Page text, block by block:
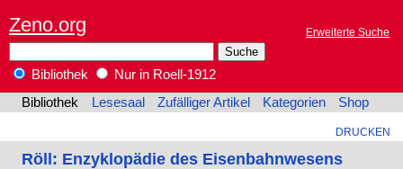
Zeno.org Erweiterte Suche
Bibliothek
Nur in Roell-1912
Bibliothek
Lesesaal Zufälliger Artikel Kategorien Shop
DRUCKEN
Röll: Enzyklopädie des Eisenbahnwesens